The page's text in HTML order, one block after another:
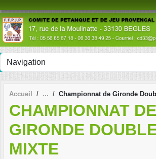
Accueil Championnat de Gironde
CHAMPIONNAT DE
GIRONDE
MIXTE